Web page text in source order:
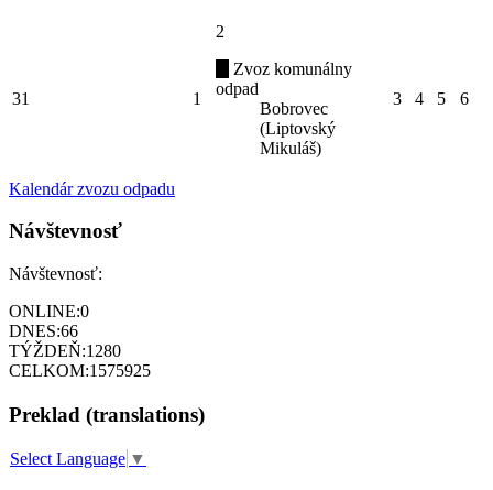
31 1
2
Zvoz komunálny
odpad
Bobrovec
(Liptovský
Mikuláš)
3 4 5 6
Kalendár zvozu odpadu
Návštevnosť
Návštevnosť:
ONLINE:0
DNES:66
TÝŽDEŇ:1280
CELKOM:1575925
Preklad (translations)
Select Language ▼